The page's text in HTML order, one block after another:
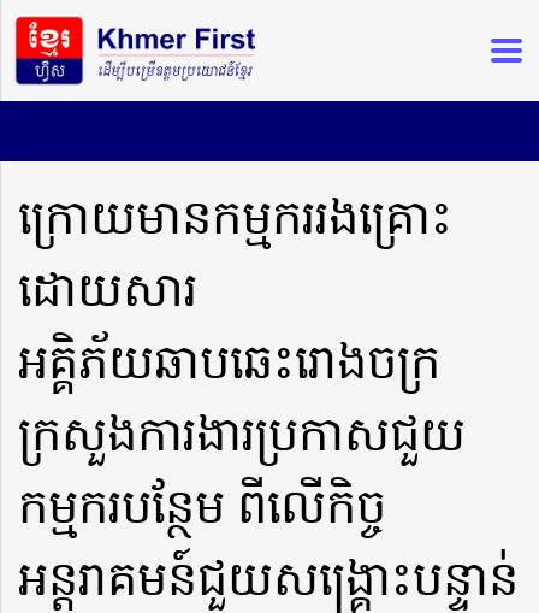
ក្រោយមានកម្មកររងគ្រោះ
ដោយសារ
អគ្គិភ័យឆាបឆេះរោងចក្រ
ក្រសួងការងារប្រកាសជួយ
កម្មករបន្ថែម ពីលើកិច្ច
អន្តរាគមន៍ជួយសង្គ្រោះបន្ទាន់